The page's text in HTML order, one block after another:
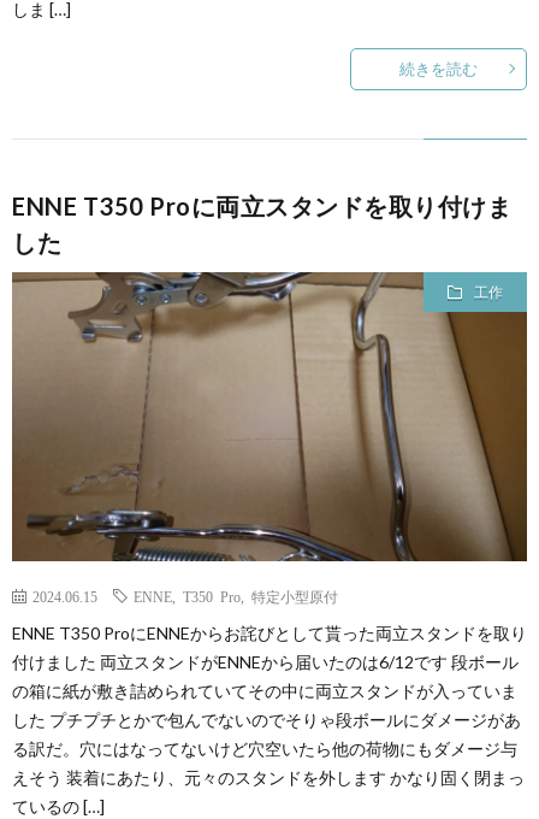
しま […]
続きを読む
ENNE T350 Proに両立スタンドを取り付けま
した
工作
2024.06.15 ENNE T350 Pro 特定小型原付
ENNE T350 ProにENNEからお詫びとして貰った両立スタンドを取り
付けました 両立スタンドがENNEから届いたのは6/12です 段ボール
の箱に紙が敷き詰められていてその中に両立スタンドが入っていま
した プチプチとかで包んでないのでそりゃ段ボールにダメージがあ
る訳だ。穴にはなってないけど穴空いたら他の荷物にもダメージ与
えそう 装着にあたり、元々のスタンドを外します かなり固く閉まっ
ているの […]